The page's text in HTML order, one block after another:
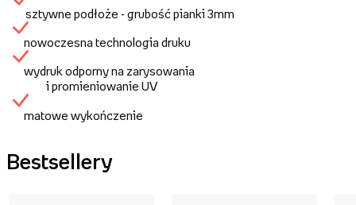
sztywne podłoże - grubość pianki 3mm
nowoczesna technologia druku
wydruk odporny na zarysowania
i promieniowanie UV
matowe wykończenie
Bestsellery